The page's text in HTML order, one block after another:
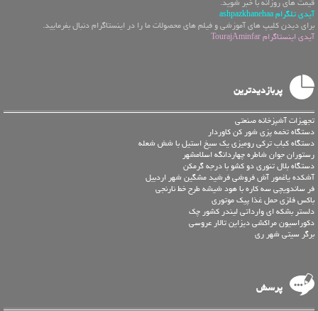
قیمت های روزانه با خبر شوید.
آیدی تلگرام ashpazkhanehaa
برای دیدن کلیپ های آموزشی و فیلم های محصولات ما را در اینستاگرام دنبال بفرمایید.
آیدی اینستاگرام TourajAminfar
پربازدیدترین
تجهیزات آشپزخانه صنعتی
دستگاه تخمه پزی شور کن کاوردار
دستگاه کباب ترکی رومیزی یک سیخ استیل با شش شعله
رستوران جوان شاطره چهاردانگه اسلامشهر
دستگاه بلال تنوری دو کشو با درجه گرمکن
آشکده یاغمور آش فروشی فرشید مشگین شهر اردبیل
فر ساندویچی سه کاره با هود شیشه طرح خط نارنجی
باکس فلزی حمل غذا پیک موتوری
دلستر بشکه ای وارداتی لیندر کشور چک
دکوراسیون مراکشی دیزاین تالار عروسی
برگر سیتی شهر ری
پرسش